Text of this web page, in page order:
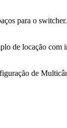
para o
de locação
de